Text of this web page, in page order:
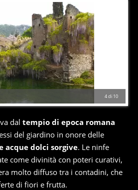
4di 10
dal tempio di epoca romana
del giardino in onore delle
acque dolci sorgive. Le ninfe
come divinità con poteri curativi,
molto diffuso tra i contadini, che
di fiori e frutta.